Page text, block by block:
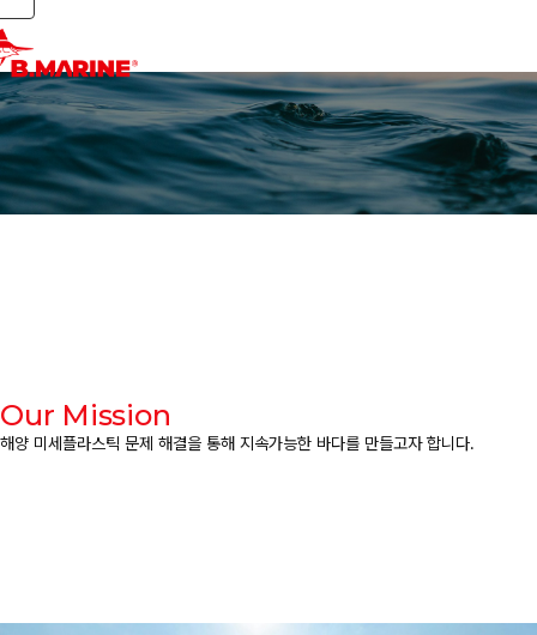
Toggle navigation
Our Mission
해양 미세플라스틱 문제 해결을 통해 지속가능한 바다를 만들고자 합니다.